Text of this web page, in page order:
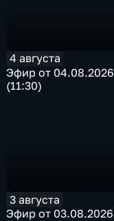
4 августа
Эфир от 04.08.2026
(11:30)
3 августа
Эфир от 03.08.2026